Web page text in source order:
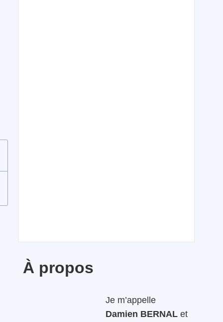
À propos
Je m’appelle
Damien BERNAL et